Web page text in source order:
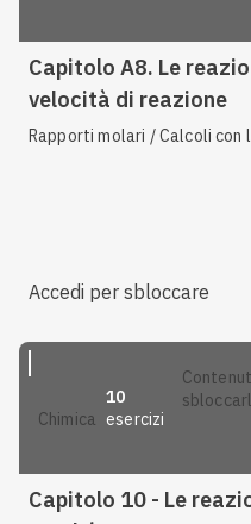
Capitolo A8. Le
velocità di reazione
Rapporti molari / Calcoli con
Accedi per sbloccare
chimica
10
esercizi
contenuto riservato: accedi per
Capitolo 10 - Le